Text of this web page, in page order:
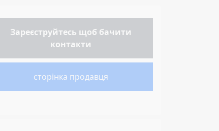
Зареєструйтесь щоб бачити
контакти
сторінка продавця